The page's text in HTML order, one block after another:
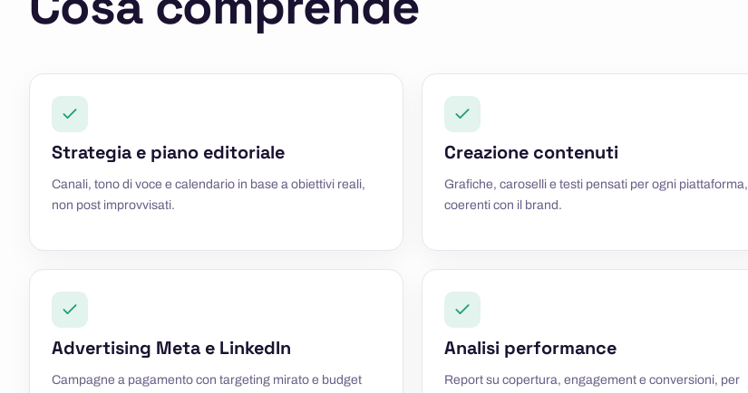
Strategia e piano editoriale
Canali, tono di voce e calendario in base a obiettivi reali,
non post improvvisati.
Creazione contenuti
Grafiche, caroselli e testi pensati per ogni piattaforma,
coerenti con il brand.
Advertising Meta e LinkedIn
Campagne a pagamento con targeting mirato e budget
Analisi performance
Report su copertura, engagement e conversioni, per